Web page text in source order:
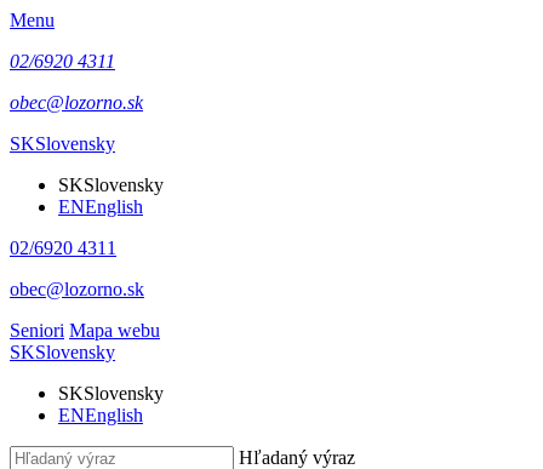
Menu
02/6920 4311
obec@lozorno.sk
SKSlovensky
SKSlovensky
ENEnglish
02/6920 4311
obec@lozorno.sk
Seniori Mapa webu
SKSlovensky
SKSlovensky
ENEnglish
Hľadaný výraz